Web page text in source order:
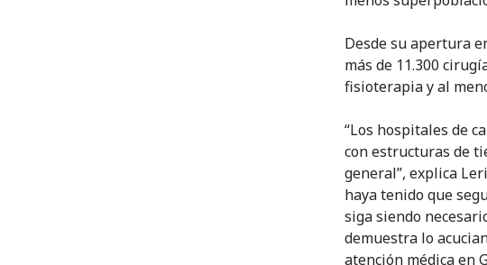
Desde su apertura
más de 11.300
fisioterapia y al
“Los hospitales de
con estructuras de
general”, explica
haya tenido que
siga siendo
demuestra lo
atención médica en